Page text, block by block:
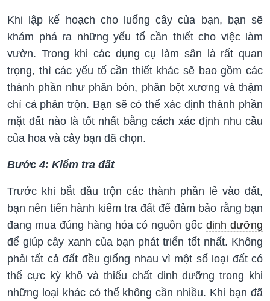
Khi lập kế hoạch cho luống cây của bạn, bạn sẽ
khám phá ra những yếu tố cần thiết cho việc làm
vườn. Trong khi các dụng cụ làm sân là rất quan
trọng, thì các yếu tố cần thiết khác sẽ bao gồm các
thành phần như phân bón, phân bột xương và thậm
chí cả phân trộn. Bạn sẽ có thể xác định thành phần
mặt đất nào là tốt nhất bằng cách xác định nhu cầu
của hoa và cây bạn đã chọn.
Bước 4: Kiểm tra đất
Trước khi bắt đầu trộn các thành phần lẻ vào đất,
bạn nên tiến hành kiểm tra đất để đảm bảo rằng bạn
đang mua đúng hàng hóa có nguồn gốcdinh dưỡng
để giúp cây xanh của bạn phát triển tốt nhất. Không
phải tất cả đất đều giống nhau vì một số loại đất có
thể cực kỳ khô và thiếu chất dinh dưỡng trong khi
những loại khác có thể không cần nhiều. Khi bạn đã